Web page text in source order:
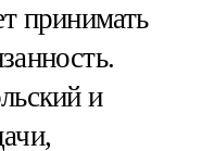
принимать
и